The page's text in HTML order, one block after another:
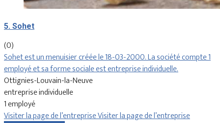
5. Sohet
(0)
Sohet est un menuisier créée le 18-03-2000. La société compte 1
employé et sa forme sociale est entreprise individuelle.
Ottignies-Louvain-la-Neuve
entreprise individuelle
1 employé
Visiter la page de l’entrepriseVisiter la page de l’entreprise